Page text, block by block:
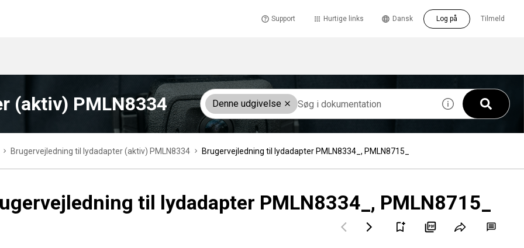
Support Hurtige links Tilmeld
Dansk Log på
(aktiv) PMLN8334 Denne udgivelse
Brugervejledning til lydadapter (aktiv) PMLN8334 Brugervejledning til lydadapter PMLN8334_, PMLN8715_
til lydadapter PMLN8334_, PMLN8715_